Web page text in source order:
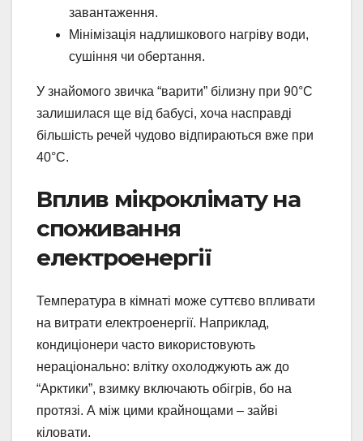
завантаження.
Мінімізація надлишкового нагріву води,
сушіння чи обертання.
У знайомого звичка “варити” білизну при 90°C
залишилася ще від бабусі, хоча насправді
більшість речей чудово відпираються вже при
40°C.
Вплив мікроклімату на
споживання
електроенергії
Температура в кімнаті може суттєво впливати
на витрати електроенергії. Наприклад,
кондиціонери часто використовують
нераціонально: влітку охолоджують аж до
“Арктики”, взимку включають обігрів, бо на
протязі. А між цими крайнощами – зайві
кіловати.